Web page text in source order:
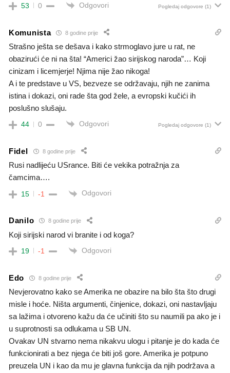
53 0 Odgovori Pogledaj odgovore (1)
Komunista 8 godine prije
Strašno ješta se dešava i kako strmoglavo jure u rat, ne
obazirući će ni na šta! “Americi žao sirijskog naroda”… Koji
cinizam i licemjerje! Njima nije žao nikoga!
A i te predstave u VS, bezveze se održavaju, njih ne zanima
istina i dokazi, oni rade šta god žele, a evropski kučići ih
poslušno slušaju.
44 0 Odgovori Pogledaj odgovore (1)
Fidel 8 godine prije
Rusi nadlijeću USrance. Biti će vekika potražnja za
čamcima….
15 -1 Odgovori
Danilo 8 godine prije
Koji sirijski narod vi branite i od koga?
19 -1 Odgovori
Edo 8 godine prije
Nevjerovatno kako se Amerika ne obazire na bilo šta što drugi
misle i hoće. Ništa argumenti, činjenice, dokazi, oni nastavljaju
sa lažima i otvoreno kažu da će učiniti što su naumili pa ako je i
u suprotnosti sa odlukama u SB UN.
Ovakav UN stvarno nema nikakvu ulogu i pitanje je do kada će
funkcionirati a bez njega će biti još gore. Amerika je potpuno
preuzela UN i kao da mu je glavna funkcija da njih podržava a